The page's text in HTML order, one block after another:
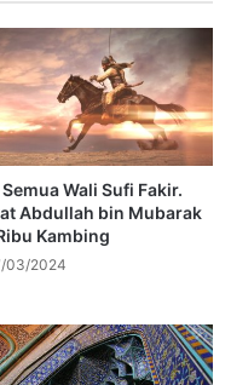
Wali Sufi Fakir.
Abdullah bin Mubarak
Kambing
03/2024